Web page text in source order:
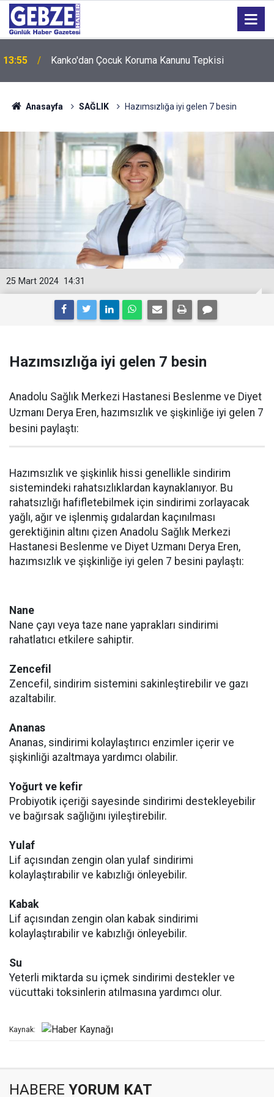
13:55 Kanko'dan Çocuk Koruma Kanunu Tepkisi
Anasayfa SAĞLIK Hazımsızlığa iyi gelen 7 besin
14:31
25 Mart 2024
Hazımsızlığa iyi gelen 7 besin
Anadolu Sağlık Merkezi Hastanesi Beslenme ve Diyet
Uzmanı Derya Eren, hazımsızlık ve şişkinliğe iyi gelen 7
besini paylaştı:
Hazımsızlık ve şişkinlik hissi genellikle sindirim
sistemindeki rahatsızlıklardan kaynaklanıyor. Bu
rahatsızlığı hafifletebilmek için sindirimi zorlayacak
yağlı, ağır ve işlenmiş gıdalardan kaçınılması
gerektiğinin altını çizen Anadolu Sağlık Merkezi
Hastanesi Beslenme ve Diyet Uzmanı Derya Eren,
hazımsızlık ve şişkinliğe iyi gelen 7 besini paylaştı:
Nane
Nane çayı veya taze nane yaprakları sindirimi
rahatlatıcı etkilere sahiptir.
Zencefil
Zencefil, sindirim sistemini sakinleştirebilir ve gazı
azaltabilir.
Ananas
Ananas, sindirimi kolaylaştırıcı enzimler içerir ve
şişkinliği azaltmaya yardımcı olabilir.
Yoğurt ve kefir
Probiyotik içeriği sayesinde sindirimi destekleyebilir
ve bağırsak sağlığını iyileştirebilir.
Yulaf
Lif açısından zengin olan yulaf sindirimi
kolaylaştırabilir ve kabızlığı önleyebilir.
Kabak
Lif açısından zengin olan kabak sindirimi
kolaylaştırabilir ve kabızlığı önleyebilir.
Su
Yeterli miktarda su içmek sindirimi destekler ve
vücuttaki toksinlerin atılmasına yardımcı olur.
Kaynak:
HABERE YORUM KAT